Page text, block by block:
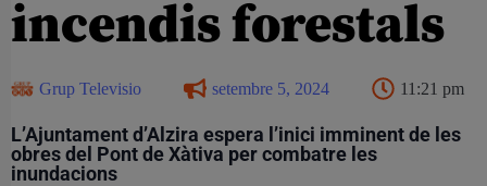
incendis forestals
Grup Televisio setembre 5, 2024 11:21 pm
L’Ajuntament d’Alzira espera l’inici imminent de les
obres del Pont de Xàtiva per combatre les
inundacions